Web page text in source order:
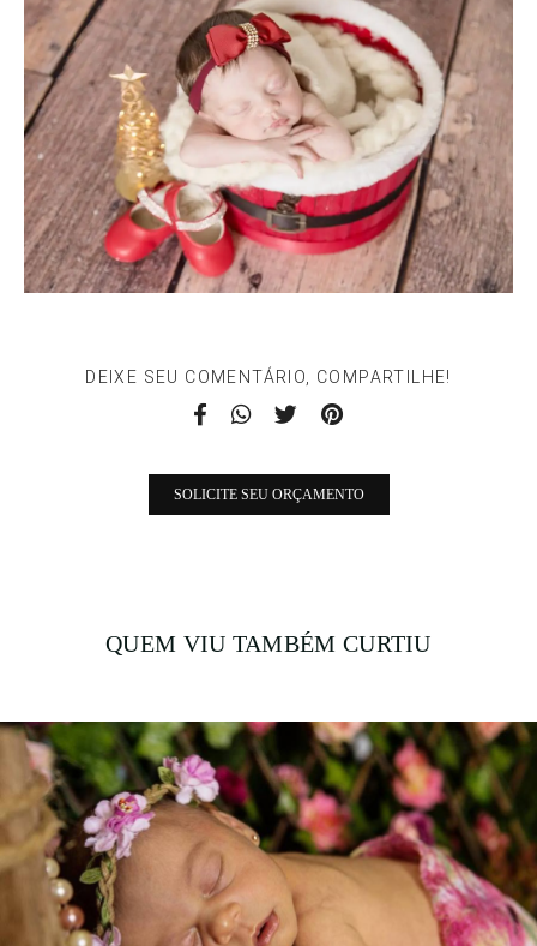
DEIXE SEU COMENTÁRIO, COMPARTILHE!
SOLICITE SEU ORÇAMENTO
QUEM VIU TAMBÉM CURTIU